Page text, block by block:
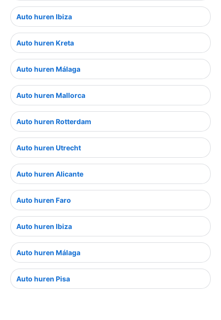
Auto huren Ibiza
Auto huren Kreta
Auto huren Málaga
Auto huren Mallorca
Auto huren Rotterdam
Auto huren Utrecht
Auto huren Alicante
Auto huren Faro
Auto huren Ibiza
Auto huren Málaga
Auto huren Pisa